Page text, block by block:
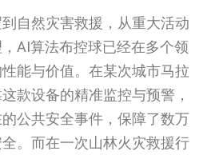
自然灾害救援，从重大活动
AI算法布控球已经在多个领
能与价值。在某次城市马拉
款设备的精准监控与预警，
公共安全事件，保障了数万
。而在一次山林火灾救援行